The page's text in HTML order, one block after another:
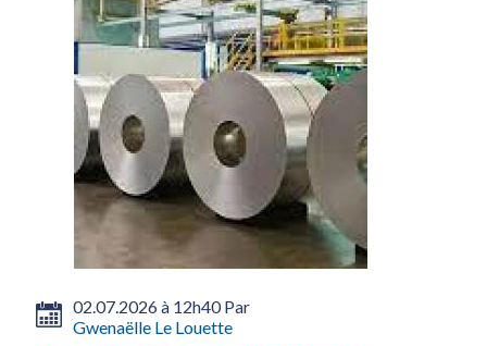
02.07.2026 à 12h40 Par
Gwenaëlle Le Louette